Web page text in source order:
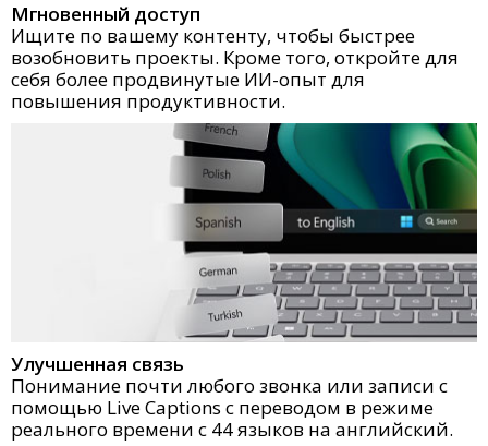
Мгновенный доступ
Ищите по вашему контенту, чтобы быстрее
возобновить проекты. Кроме того, откройте для
себя более продвинутые ИИ-опыт для
повышения продуктивности.
Улучшенная связь
Понимание почти любого звонка или записи с
помощью Live Captions с переводом в режиме
реального времени с 44 языков на английский.